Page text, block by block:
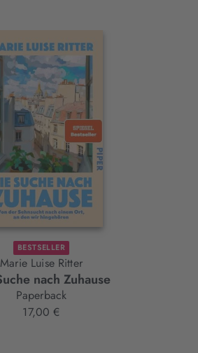
BESTSELLER
Marie Luise Ritter
nach Zuhause
Paperback
17,00 €